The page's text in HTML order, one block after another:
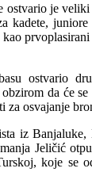
ostvario je veliki
kadete,
ostvario
da će
osvajanje
iz
Јeličić
koje se